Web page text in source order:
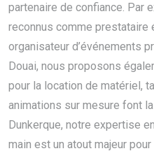
partenaire de confiance. Par
reconnus comme prestataire
organisateur d’événements
Douai, nous proposons
pour la location de matériel,
animations sur mesure font
Dunkerque, notre expertise
main est un atout majeur